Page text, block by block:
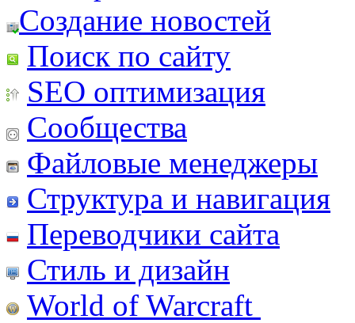
Создание новостей
Поиск по сайту
SEO оптимизация
Сообщества
Файловые менеджеры
Структура и навигация
Переводчики сайта
Стиль и дизайн
World of Warcraft